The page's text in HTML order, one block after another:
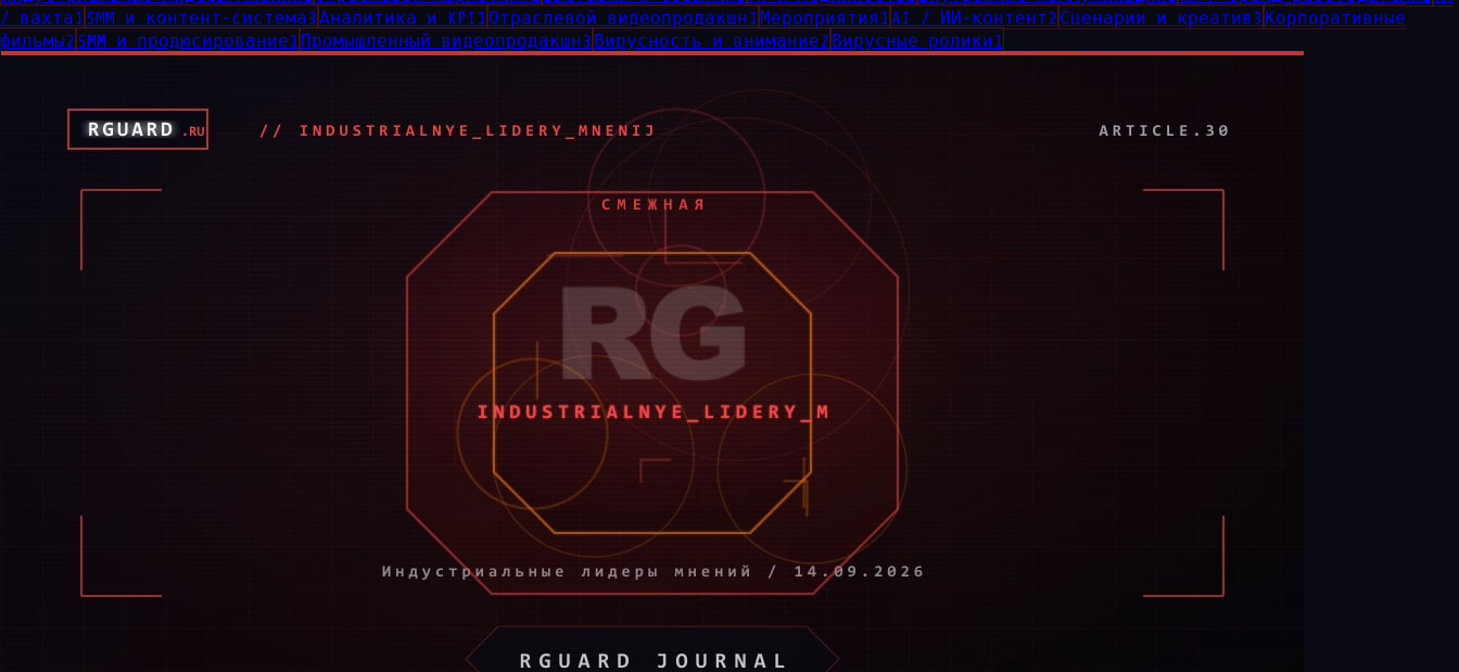
/ вахта1 SMM и контент-система3 Аналитика и KPI 1 Отраслевой видеопродакшн1 Мероприятия 1 AI / ИИ-контент 2 Сценарии и креатив 3 Корпоративные
фильмы2 SMM и продюсирование1 Промышленный видеопродакшн3 Вирусность и внимание2 Вирусные ролики1